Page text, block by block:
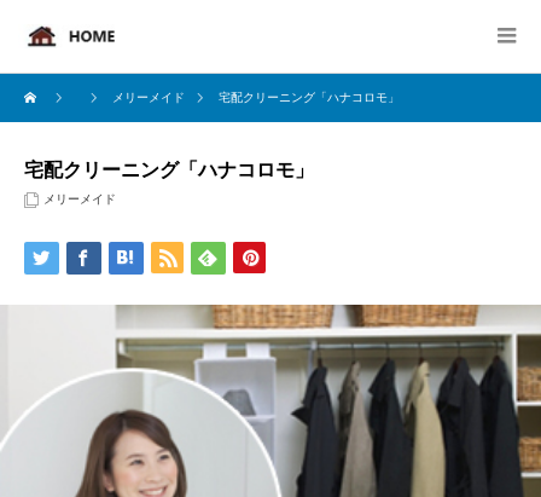
メリーメイド 宅配クリーニング「ハナコロモ」
宅配クリーニング「ハナコロモ」
メリーメイド